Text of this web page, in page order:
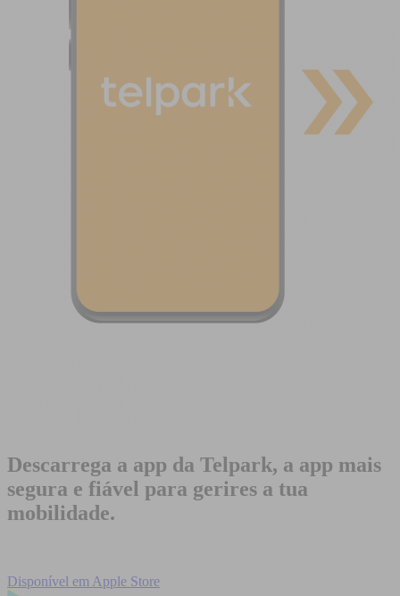
Descarrega a app da Telpark, a app mais
segura e fiável para gerires a tua
mobilidade.
Disponível em Apple Store